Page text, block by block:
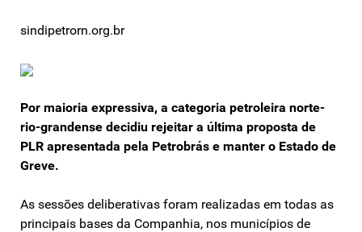
sindipetrorn.org.br
Por maioria expressiva, a categoria petroleira norte-
rio-grandense decidiu rejeitar a última proposta de
PLR apresentada pela Petrobrás e manter o Estado de
Greve.
As sessões deliberativas foram realizadas em todas as
principais bases da Companhia, nos municípios de